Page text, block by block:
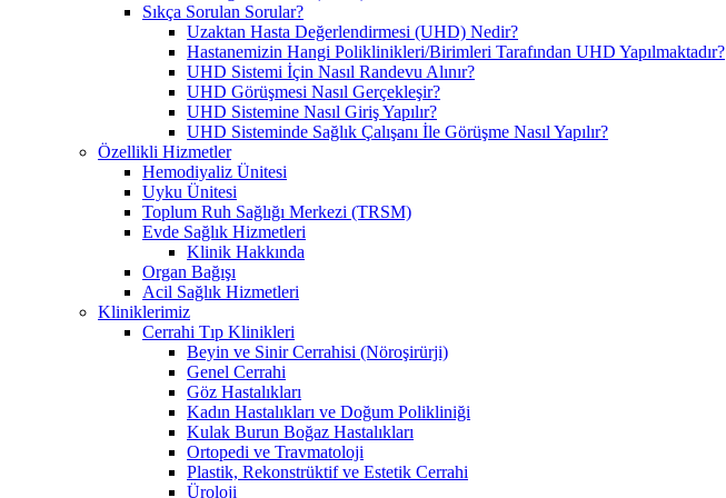
Sıkça Sorulan Sorular?
Uzaktan Hasta Değerlendirmesi (UHD) Nedir?
Hastanemizin Hangi Poliklinikleri/Birimleri Tarafından UHD Yapılmaktadır?
UHD Sistemi İçin Nasıl Randevu Alınır?
UHD Görüşmesi Nasıl Gerçekleşir?
UHD Sistemine Nasıl Giriş Yapılır?
UHD Sisteminde Sağlık Çalışanı İle Görüşme Nasıl Yapılır?
Özellikli Hizmetler
Hemodiyaliz Ünitesi
Uyku Ünitesi
Toplum Ruh Sağlığı Merkezi (TRSM)
Evde Sağlık Hizmetleri
Klinik Hakkında
Organ Bağışı
Acil Sağlık Hizmetleri
Kliniklerimiz
Cerrahi Tıp Klinikleri
Beyin ve Sinir Cerrahisi (Nöroşirürji)
Genel Cerrahi
Göz Hastalıkları
Kadın Hastalıkları ve Doğum Polikliniği
Kulak Burun Boğaz Hastalıkları
Ortopedi ve Travmatoloji
Plastik, Rekonstrüktif ve Estetik Cerrahi
Üroloji